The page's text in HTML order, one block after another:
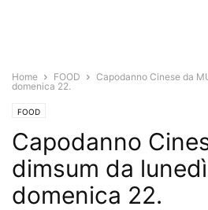
Home FOOD
Capodanno Cinese da
domenica 22.
FOOD
Capodanno
dimsum da
domenica 22.